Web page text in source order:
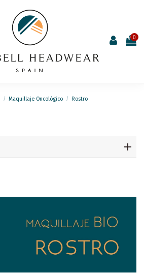
0
Maquillaje Oncológico Rostro